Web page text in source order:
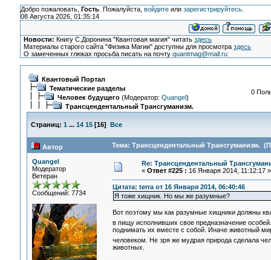
Добро пожаловать, Гость. Пожалуйста, войдитеили зарегистрируйтесь.
08 Августа 2026, 01:35:14
Новости: Книгу С.Доронина "Квантовая магия" читатьздесь
Материалы старого сайта "Физика Магии" доступны для просмотраздесь
О замеченных глюках просьба писать на почтуquantmag@mail.ru
Квантовый Портал
Тематические разделы
Человек будущего(Модератор: Quangel)
Трансцендентальный Трансгуманизм.
0
Страниц: 1 ... 14 15[16] Все
Автор Тема: Трансцендентальный Трансгуманизм.
Quangel
Модератор
Ветеран
Сообщений: 7734
Re: Трансцендентальный
« Ответ #225 : 16 Января 2014, 11:12:17 »
Цитата: terra от 16 Января 2014, 06:40:46
Я тоже хищник. Но мы же разумные?
Вот поэтому мы как разумные хищники должны
в пищу исполнивших свое предназначение
поднимать их вместе с собой. Иначе животный
человеком. Не зря же мудрая природа сделала
животных.